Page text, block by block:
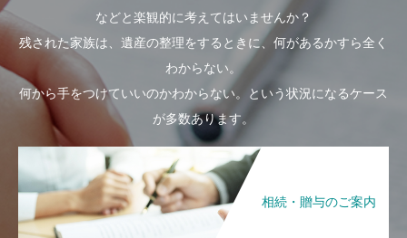
などと楽観的に考えてはいませんか？
残された家族は、遺産の整理をするときに、何があるかすら全く
わからない。
何から手をつけていいのかわからない。という状況になるケース
が多数あります。
相続・贈与のご案内